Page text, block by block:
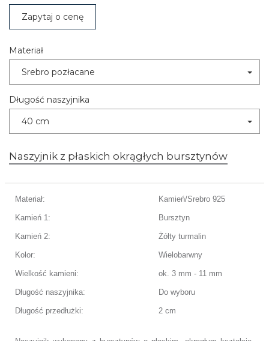
Zapytaj o cenę
Materiał
Srebro pozłacane
Długość naszyjnika
40 cm
Naszyjnik z płaskich okrągłych bursztynów
Materiał: Kamień/Srebro 925
Kamień 1: Bursztyn
Kamień 2: Żółty turmalin
Kolor: Wielobarwny
Wielkość kamieni: ok. 3 mm - 11 mm
Długość naszyjnika: Do wyboru
Długość przedłużki: 2 cm